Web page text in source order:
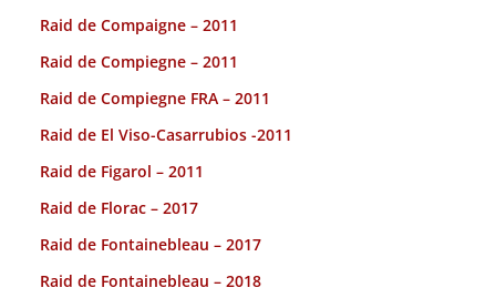
Raid de Compaigne – 2011
Raid de Compiegne – 2011
Raid de Compiegne FRA – 2011
Raid de El Viso-Casarrubios -2011
Raid de Figarol – 2011
Raid de Florac – 2017
Raid de Fontainebleau – 2017
Raid de Fontainebleau – 2018